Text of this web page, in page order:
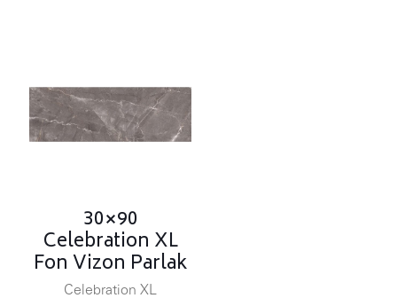
30×90
Celebration XL
Fon Vizon Parlak
Celebration XL